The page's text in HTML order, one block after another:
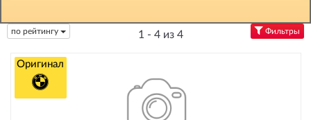
по рейтингу 1 - 4 из 4 Фильтры
Оригинал